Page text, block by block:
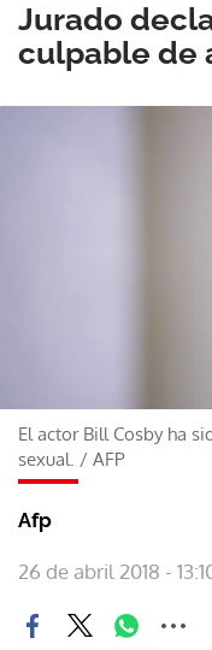
Jurado
culpable de
El actor Bill Cosby ha
sexual. / AFP
Afp
26 de abril 2018 -